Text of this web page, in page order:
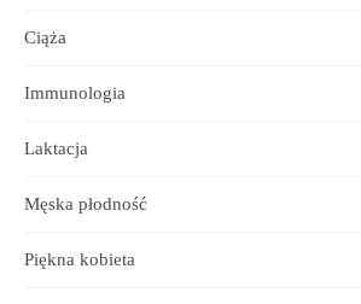
Ciąża
Immunologia
Laktacja
Męska płodność
Piękna kobieta